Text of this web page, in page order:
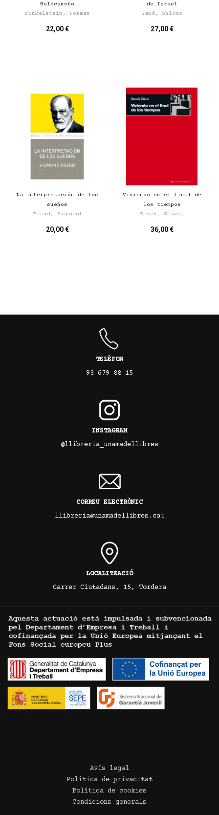
Holocausto
Finkelstein, Norman
22,00 €
de Israel
Sand, Shlomo
27,00 €
La interpretación de los
sueños
Freud, Sigmund
20,00 €
Viviendo en el final de
los tiempos
Zizek, Slavoj
36,00 €
TELÈFON
93 679 88 15
INSTAGRAM
@llibreria_unamadellibres
CORREU ELECTRÒNIC
llibreria@unamadellibres.cat
LOCALITZACIÓ
Carrer Ciutadans, 15, Tordera
Avís legal
Política de privacitat
Política de cookies
Condicions generals